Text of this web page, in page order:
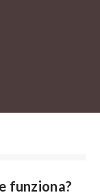
funziona?